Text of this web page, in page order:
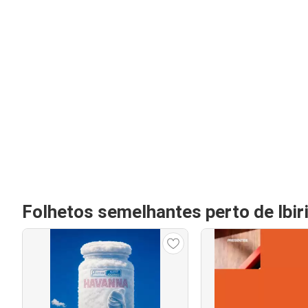
Folhetos semelhantes perto de